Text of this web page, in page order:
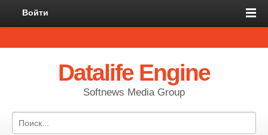
Войти
Datalife Engine
Softnews Media Group